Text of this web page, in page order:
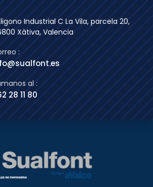
Industrial C La Vila, parcela 20,
Xàtiva, Valencia
:
al :
28 11 80